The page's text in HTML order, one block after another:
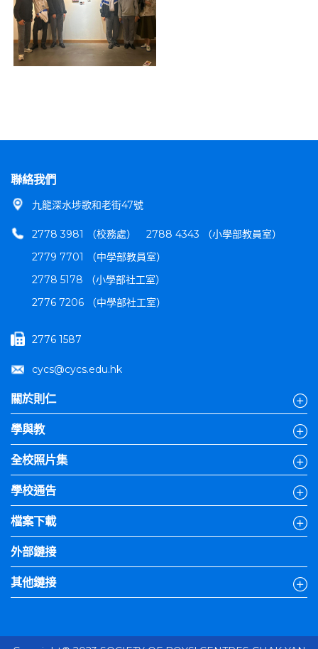
聯絡我們
九龍深水埗歌和老街47號
2778 3981 （校務處）
2788 4343 （小學部教員室）
2779 7701 （中學部教員室）
2778 5178 （小學部社工室）
2776 7206 （中學部社工室）
2776 1587
cycs@cycs.edu.hk
關於則仁
學與教
全校照片集
學校通告
檔案下載
外部鏈接
其他鏈接